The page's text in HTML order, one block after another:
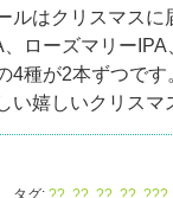
ルはクリスマスに
、ローズマリー
4種が2本ずつです
い嬉しいクリスマ
タグ: ??, ??, ??, ??, ???